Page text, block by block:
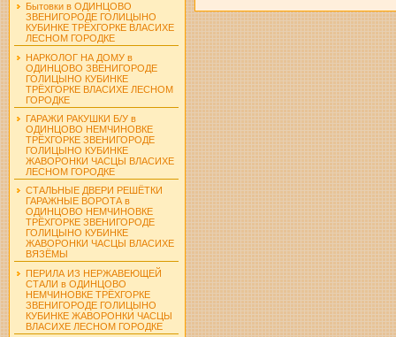
Бытовки в ОДИНЦОВО
ЗВЕНИГОРОДЕ ГОЛИЦЫНО
КУБИНКЕ ТРЁХГОРКЕ ВЛАСИХЕ
ЛЕСНОМ ГОРОДКЕ
НАРКОЛОГ НА ДОМУ в
ОДИНЦОВО ЗВЕНИГОРОДЕ
ГОЛИЦЫНО КУБИНКЕ
ТРЁХГОРКЕ ВЛАСИХЕ ЛЕСНОМ
ГОРОДКЕ
ГАРАЖИ РАКУШКИ Б/У в
ОДИНЦОВО НЕМЧИНОВКЕ
ТРЁХГОРКЕ ЗВЕНИГОРОДЕ
ГОЛИЦЫНО КУБИНКЕ
ЖАВОРОНКИ ЧАСЦЫ ВЛАСИХЕ
ЛЕСНОМ ГОРОДКЕ
СТАЛЬНЫЕ ДВЕРИ РЕШЁТКИ
ГАРАЖНЫЕ ВОРОТА в
ОДИНЦОВО НЕМЧИНОВКЕ
ТРЁХГОРКЕ ЗВЕНИГОРОДЕ
ГОЛИЦЫНО КУБИНКЕ
ЖАВОРОНКИ ЧАСЦЫ ВЛАСИХЕ
ВЯЗЁМЫ
ПЕРИЛА ИЗ НЕРЖАВЕЮЩЕЙ
СТАЛИ в ОДИНЦОВО
НЕМЧИНОВКЕ ТРЁХГОРКЕ
ЗВЕНИГОРОДЕ ГОЛИЦЫНО
КУБИНКЕ ЖАВОРОНКИ ЧАСЦЫ
ВЛАСИХЕ ЛЕСНОМ ГОРОДКЕ